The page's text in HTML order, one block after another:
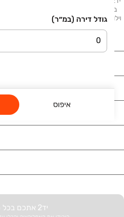
גודל דירה (במ״ר)
איפוס
ברחבי הארץ. בלוח תמצאו דירות, דירות גן,
וילות, פנטהאוזים, קוטג׳ים, ועוד. דירות
רכב
יד2 אתכם בכל מקום